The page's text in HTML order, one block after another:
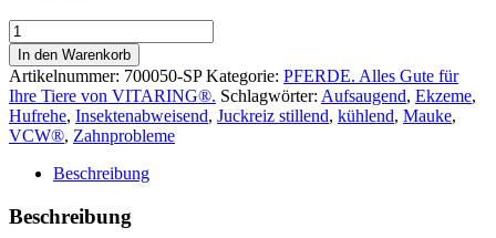
SP
SILICIUM
VCW® Puder, PFERD,
Streudose
45
g,
ÖKO,
Tierpflegemittel.
Aufsaugend,
Kühlend,
Juckreizstillend,
In den Warenkorb
Artikelnummer: 700050-SP Kategorie: PFERDE. Alles Gute für
Ihre Tiere von VITARING®. Schlagwörter: Aufsaugend, Ekzeme,
Hufrehe, Insektenabweisend, Juckreiz stillend, kühlend, Mauke,
VCW®, Zahnprobleme
Beschreibung
Beschreibung